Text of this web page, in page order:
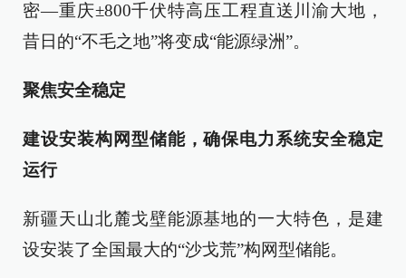
密—重庆±800千伏特高压工程直送川渝大地，
昔日的“不毛之地”将变成“能源绿洲”。
聚焦安全稳定
建设安装构网型储能，确保电力系统安全稳定
运行
新疆天山北麓戈壁能源基地的一大特色，是建
设安装了全国最大的“沙戈荒”构网型储能。